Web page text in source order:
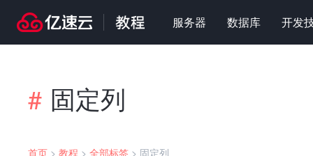
服务器 数据库 开发
# 固定列
首页 > 教程 > 全部标签 > 固定列